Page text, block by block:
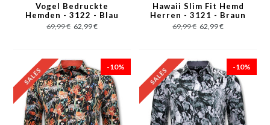
Vogel Bedruckte
Hemden - 3122 - Blau
69,99 € 62,99 €
Hawaii Slim Fit Hemd
Herren - 3121 - Braun
69,99 € 62,99 €
-10% -10%